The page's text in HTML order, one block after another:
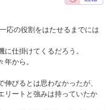
応の役割をはたせるまでには
仕掛けてくるだろう。
から。
びるとは思わなかったが、
リートと強みは持っていたか